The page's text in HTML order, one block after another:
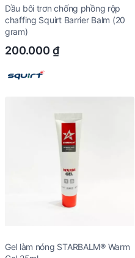
Dầu bôi trơn chống phồng rộp
chaffing Squirt Barrier Balm (20
gram)
200.000 ₫
Gel làm nóng STARBALM® Warm